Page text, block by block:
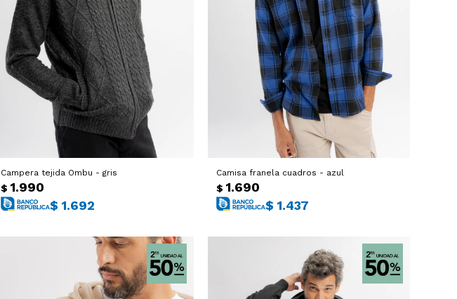
Campera tejida Ombu - gris
$ 1.990
$ 1.692
Camisa franela cuadros - azul
$ 1.690
$ 1.437